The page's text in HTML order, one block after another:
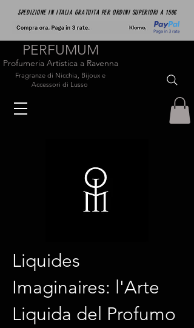
PERFUMUM
Profumeria Artistica a Ravenna
Fragranze di Nicchia, Bijoux e
Accessori di Lusso
SPEDIZIONE IN ITALIA GRATUITA PER ORDINI SUPERIORI A 150€
Liquides
Imaginaires: l'Arte
Liquida del Profumo